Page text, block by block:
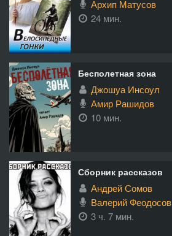
Архип Матусов
24 мин.
Бесполетная зона
Джошуа Инсоул
Амир Рашидов
10 мин.
Сборник рассказов
Андрей Сомов
Валерий Феодосов
3 ч. 7 мин.